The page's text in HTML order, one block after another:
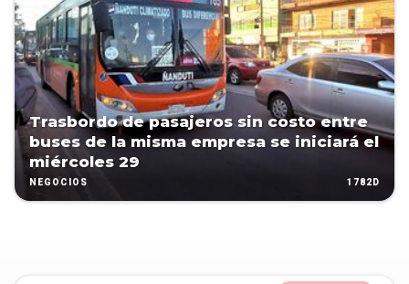
Trasbordo de pasajeros sin costo entre
buses de la misma empresa se iniciará el
miércoles 29
NEGOCIOS 1782D